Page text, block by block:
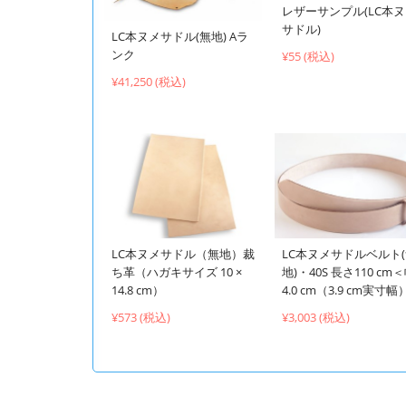
LC本ヌメサドル(無地) Aラ
ンク
¥41,250 (税込)
レザーサンプル(LC本
サドル)
¥55 (税込)
LC本ヌメサドル（無地）裁
ち革（ハガキサイズ 10 ×
14.8 cm）
¥573 (税込)
LC本ヌメサドルベルト
地)・40S 長さ110 cm
4.0 cm（3.9 cm実寸幅
¥3,003 (税込)